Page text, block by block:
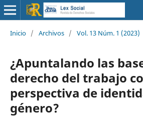
Inicio / Archivos / Vol. 13 Núm. 1 (2023)
¿Apuntalando las
derecho del trabajo
perspectiva de
género?